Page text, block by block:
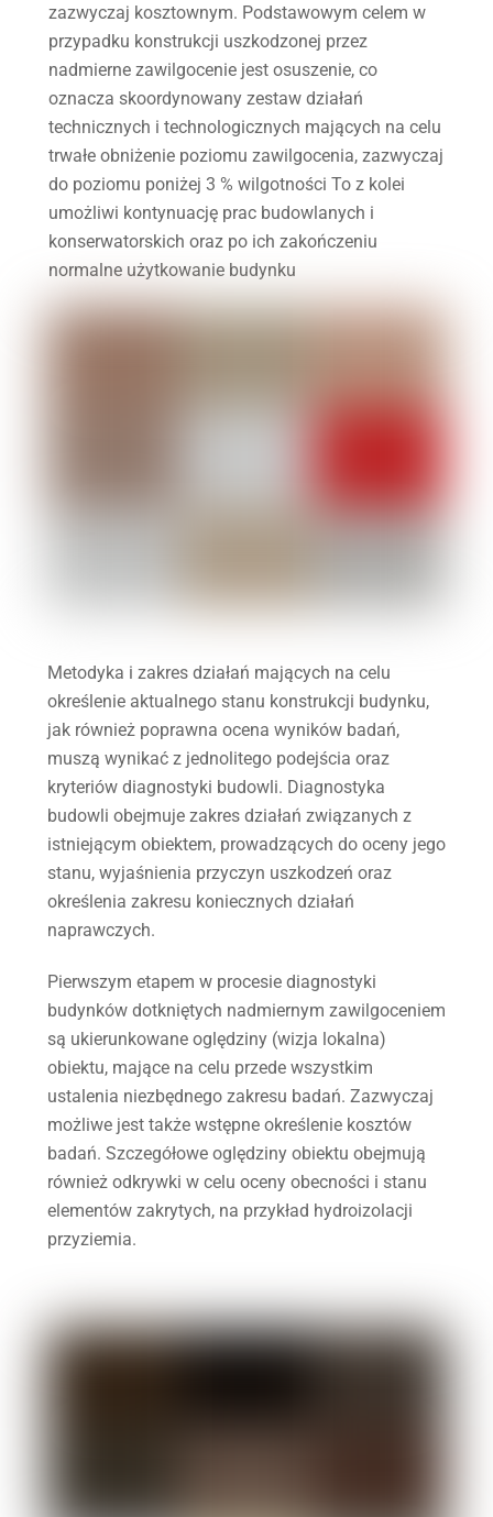
zazwyczaj kosztownym. Podstawowym celem w
przypadku konstrukcji uszkodzonej przez
nadmierne zawilgocenie jest osuszenie, co
oznacza skoordynowany zestaw działań
technicznych i technologicznych mających na celu
trwałe obniżenie poziomu zawilgocenia, zazwyczaj
do poziomu poniżej 3 % wilgotności To z kolei
umożliwi kontynuację prac budowlanych i
konserwatorskich oraz po ich zakończeniu
normalne użytkowanie budynku
Metodyka i zakres działań mających na celu
określenie aktualnego stanu konstrukcji budynku,
jak również poprawna ocena wyników badań,
muszą wynikać z jednolitego podejścia oraz
kryteriów diagnostyki budowli. Diagnostyka
budowli obejmuje zakres działań związanych z
istniejącym obiektem, prowadzących do oceny jego
stanu, wyjaśnienia przyczyn uszkodzeń oraz
określenia zakresu koniecznych działań
naprawczych.
Pierwszym etapem w procesie diagnostyki
budynków dotkniętych nadmiernym zawilgoceniem
są ukierunkowane oględziny (wizja lokalna)
obiektu, mające na celu przede wszystkim
ustalenia niezbędnego zakresu badań. Zazwyczaj
możliwe jest także wstępne określenie kosztów
badań. Szczegółowe oględziny obiektu obejmują
również odkrywki w celu oceny obecności i stanu
elementów zakrytych, na przykład hydroizolacji
przyziemia.